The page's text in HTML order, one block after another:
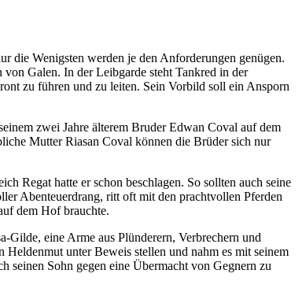
die Wenigsten werden je den Anforderungen genügen.
Galen. In der Leibgarde steht Tankred in der
zu führen und zu leiten. Sein Vorbild soll ein Ansporn
zwei Jahre älterem Bruder Edwan Coval auf dem
Mutter Riasan Coval können die Brüder sich nur
Regat hatte er schon beschlagen. So sollten auch seine
Abenteuerdrang, ritt oft mit den prachtvollen Pferden
dem Hof brauchte.
Gilde, eine Arme aus Plünderern, Verbrechern und
unter Beweis stellen und nahm es mit seinem
seinen Sohn gegen eine Übermacht von Gegnern zu